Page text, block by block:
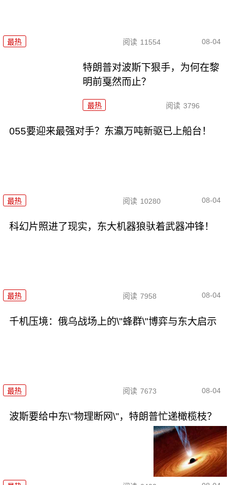
最热 阅读 11554 08-04
特朗普对波斯下狠手，为何在黎
明前戛然而止？
最热 阅读 3796
055要迎来最强对手？东瀛万吨新驱已上船台！
最热 阅读 10280 08-04
科幻片照进了现实，东大机器狼驮着武器冲锋！
最热 阅读 7958 08-04
千机压境：俄乌战场上的\"蜂群\"博弈与东大启示
最热 阅读 7673 08-04
波斯要给中东\"物理断网\"，特朗普忙递橄榄枝？